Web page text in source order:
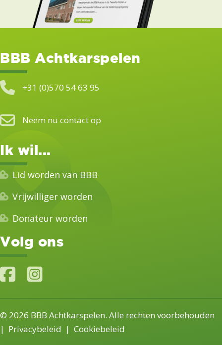
BBB Achtkarspelen
+31 (0)570 54 63 95
Neem nu contact op
Ik wil...
Lid worden van BBB
Vrijwilliger worden
Donateur worden
Volg ons
© 2026 BBB Achtkarspelen. Alle rechten voorbehouden
| Privacybeleid | Cookiebeleid